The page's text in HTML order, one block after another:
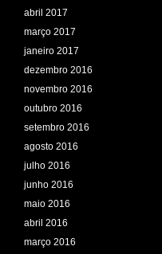
abril 2017
março 2017
janeiro 2017
dezembro 2016
novembro 2016
outubro 2016
setembro 2016
agosto 2016
julho 2016
junho 2016
maio 2016
abril 2016
março 2016